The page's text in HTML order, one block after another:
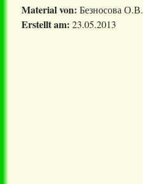
Material von: Безносова О.В.
Erstellt am: 23.05.2013